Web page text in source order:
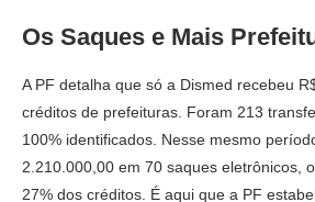
Os Saques e Mais
A PF detalha que só a Dismed recebeu
créditos de prefeituras. Foram 213
100% identificados. Nesse mesmo
2.210.000,00 em 70 saques eletrônicos,
27% dos créditos. É aqui que a PF